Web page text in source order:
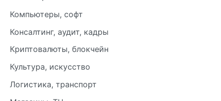
Компьютеры, софт
Консалтинг, аудит, кадры
Криптовалюты, блокчейн
Культура, искусство
Логистика, транспорт